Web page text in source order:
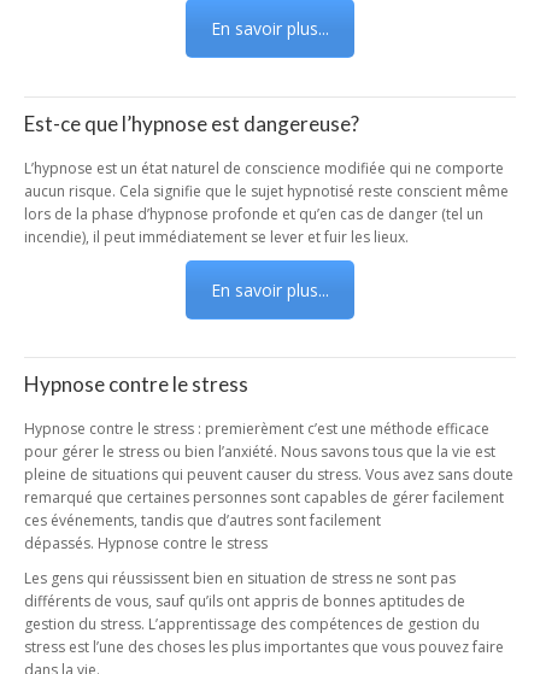
En savoir plus...
Est-ce que l’hypnose est dangereuse?
L’hypnose est un état naturel de conscience modifiée qui ne comporte
aucun risque. Cela signifie que le sujet hypnotisé reste conscient même
lors de la phase d’hypnose profonde et qu’en cas de danger (tel un
incendie), il peut immédiatement se lever et fuir les lieux.
En savoir plus...
Hypnose contre le stress
Hypnose contre le stress : premierèment c’est une méthode efficace
pour gérer le stress ou bien l’anxiété. Nous savons tous que la vie est
pleine de situations qui peuvent causer du stress. Vous avez sans doute
remarqué que certaines personnes sont capables de gérer facilement
ces événements, tandis que d’autres sont facilement
dépassés. Hypnose contre le stress
Les gens qui réussissent bien en situation de stress ne sont pas
différents de vous, sauf qu’ils ont appris de bonnes aptitudes de
gestion du stress. L’apprentissage des compétences de gestion du
stress est l’une des choses les plus importantes que vous pouvez faire